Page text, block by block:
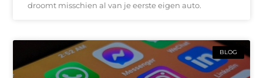
droomt misschien al van je eerste eigen auto.
BLOG